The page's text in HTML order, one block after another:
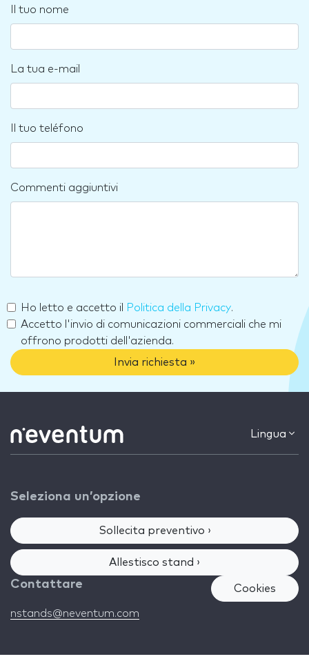
Il tuo nome
La tua e-mail
Il tuo teléfono
Commenti aggiuntivi
Ho letto e accetto il Politica della Privacy.
Accetto l'invio di comunicazioni commerciali che mi
offrono prodotti dell'azienda.
Invia richiesta »
Lingua
Seleziona un’opzione
Sollecita preventivo ›
Allestisco stand ›
Contattare
nstands@neventum.com
Cookies